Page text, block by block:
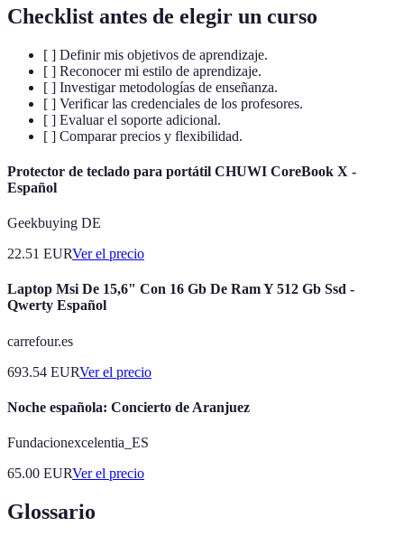
Checklist antes de elegir un curso
[ ] Definir mis objetivos de aprendizaje.
[ ] Reconocer mi estilo de aprendizaje.
[ ] Investigar metodologías de enseñanza.
[ ] Verificar las credenciales de los profesores.
[ ] Evaluar el soporte adicional.
[ ] Comparar precios y flexibilidad.
Protector de teclado para portátil CHUWI CoreBook X -
Español
Geekbuying DE
22.51 EURVer el precio
Laptop Msi De 15,6" Con 16 Gb De Ram Y 512 Gb Ssd -
Qwerty Español
carrefour.es
693.54 EURVer el precio
Noche española: Concierto de Aranjuez
Fundacionexcelentia_ES
65.00 EURVer el precio
Glossario